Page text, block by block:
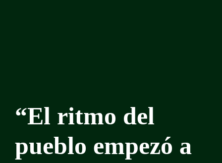
“El ritmo del
pueblo empezó a